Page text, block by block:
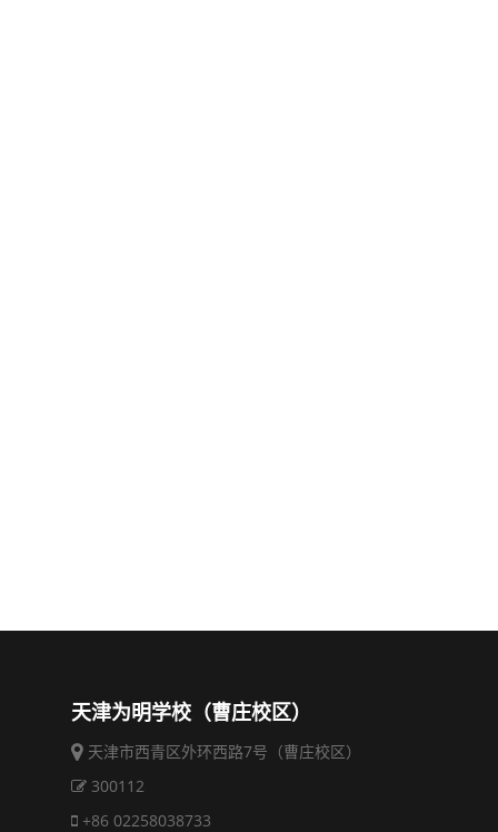
天津为明学校（曹庄校区）
天津市西青区外环西路7号（曹庄校区）
300112
+86 02258038733